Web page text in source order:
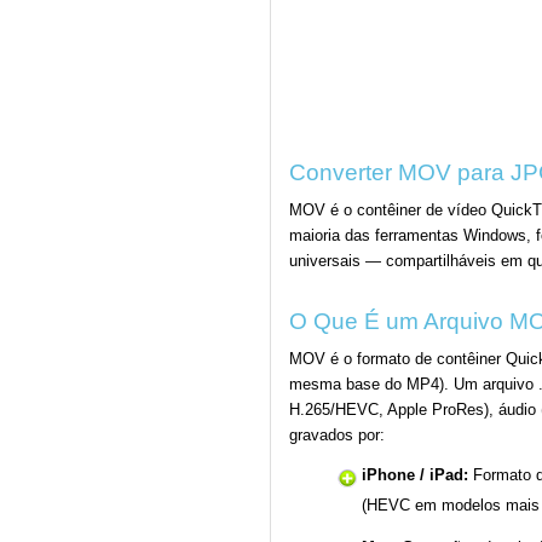
Converter MOV para
MOV é o contêiner de vídeo
maioria das ferramentas Windows,
universais — compartilháveis em
O Que É um Arquivo
MOV é o formato de contêiner
mesma base do MP4). Um
H.265/HEVC, Apple ProRes),
gravados por:
iPhone / iPad: Formato
(HEVC em modelos